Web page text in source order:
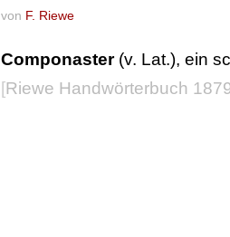
von F. Riewe
Componaster(v. Lat.), ein
[Riewe Handwörterbuch